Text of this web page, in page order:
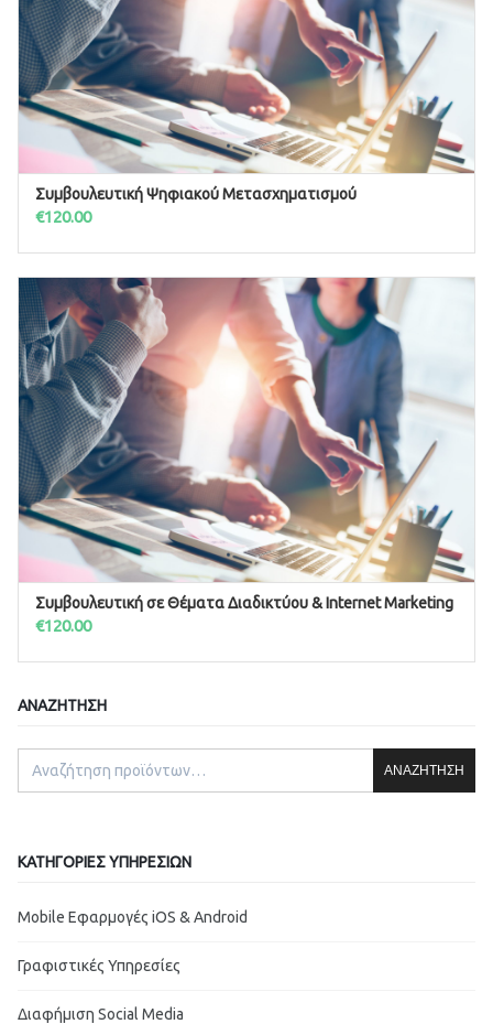
ΠΡΟΣΘΉΚΗ ΣΤΟ ΚΑΛΆΘΙ
Συμβουλευτική Ψηφιακού Μετασχηματισμού
€120.00
ΠΡΟΣΘΉΚΗ ΣΤΟ ΚΑΛΆΘΙ
Συμβουλευτική σε Θέματα Διαδικτύου & Internet Marketing
€120.00
ΑΝΑΖΉΤΗΣΗ
ΑΝΑΖΉΤΗΣΗ
ΚΑΤΗΓΟΡΊΕΣ ΥΠΗΡΕΣΙΏΝ
Mobile Εφαρμογές iOS & Android
Γραφιστικές Υπηρεσίες
Διαφήμιση Social Media